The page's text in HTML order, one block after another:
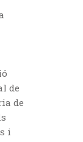
de
de
i